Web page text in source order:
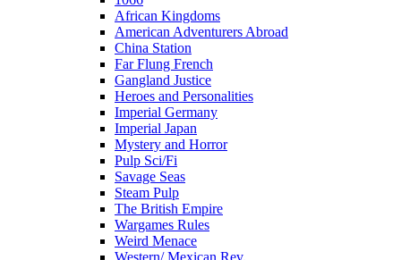
African Kingdoms
American Adventurers Abroad
China Station
Far Flung French
Gangland Justice
Heroes and Personalities
Imperial Germany
Imperial Japan
Mystery and Horror
Pulp Sci/Fi
Savage Seas
Steam Pulp
The British Empire
Wargames Rules
Weird Menace
Western/ Mexican Rev.